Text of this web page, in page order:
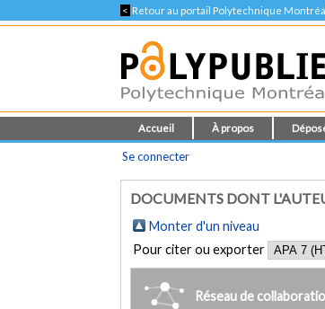
< Retour au portail Polytechnique
Accueil À propos
Se connecter
DOCUMENTS DONT
Monter d'un niveau
Pour citer ou exporter
Réseau de